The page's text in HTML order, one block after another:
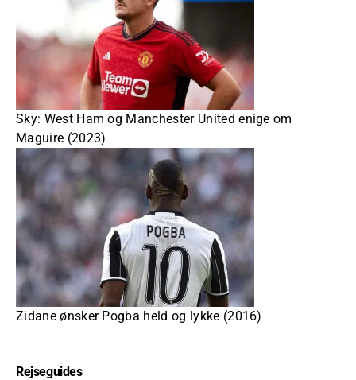
Sky: West Ham og Manchester United enige om
Maguire (2023)
Zidane ønsker Pogba held og lykke (2016)
Rejseguides